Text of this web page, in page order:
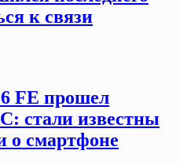
к связи
FE прошел
стали известны
о смартфоне